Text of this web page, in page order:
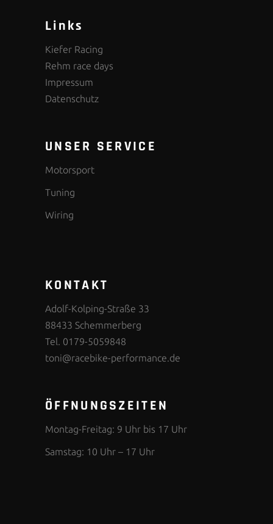
Links
Kiefer Racing
Rehm race days
Impressum
Datenschutz
UNSER SERVICE
Motorsport
Tuning
Wiring
KONTAKT
Adolf-Kolping-Straße 33
88433 Schemmerberg
Tel. 0179-5059848
toni@racebike-performance.de
ÖFFNUNGSZEITEN
Montag-Freitag: 9 Uhr bis 17 Uhr
Samstag: 10 Uhr – 17 Uhr